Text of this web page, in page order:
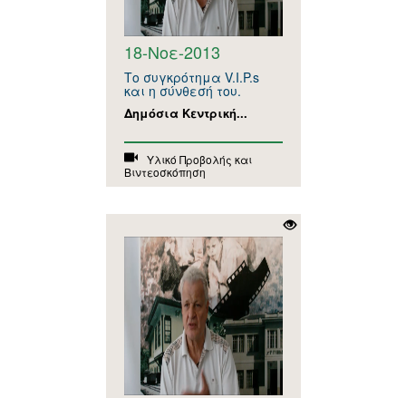
18-Νοε-2013
Το συγκρότημα V.I.P.s
και η σύνθεσή του.
Δημόσια Κεντρική...
Υλικό Προβολής και
Βιντεοσκόπηση